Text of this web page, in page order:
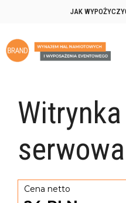
JAK
Cena netto